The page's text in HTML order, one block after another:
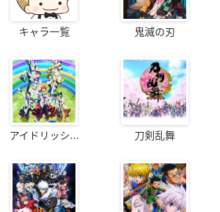
キャラ一覧 鬼滅の刃
アイドリッシ... 刀剣乱舞